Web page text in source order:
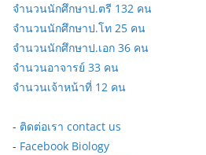
จำนวนนักศึกษาป.ตรี 132 คน
จำนวนนักศึกษาป.โท 25 คน
จำนวนนักศึกษาป.เอก 36 คน
จำนวนอาจารย์ 33 คน
จำนวนเจ้าหน้าที่ 12 คน
- ติดต่อเรา contact us
- Facebook Biology